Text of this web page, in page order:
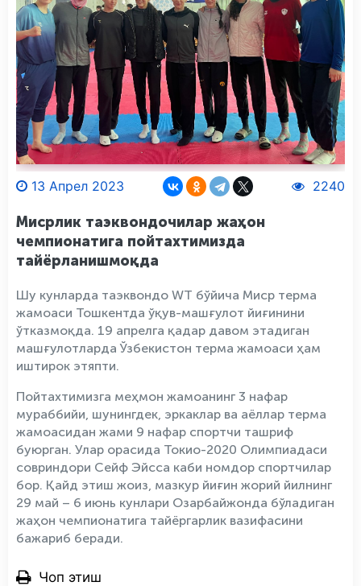
13 Апрел 2023 2240
Мисрлик таэквондочилар жаҳон
чемпионатига пойтахтимизда
тайёрланишмоқда
Шу кунларда таэквондо WT бўйича Миср терма
жамоаси Тошкентда ўқув-машғулот йиғинини
ўтказмоқда. 19 апрелга қадар давом этадиган
машғулотларда Ўзбекистон терма жамоаси ҳам
иштирок этяпти.
Пойтахтимизга меҳмон жамоанинг 3 нафар
мураббийи, шунингдек, эркаклар ва аёллар терма
жамоасидан жами 9 нафар спортчи ташриф
буюрган. Улар орасида Токио-2020 Олимпиадаси
совриндори Сейф Эйсса каби номдор спортчилар
бор. Қайд этиш жоиз, мазкур йиғин жорий йилнинг
29 май – 6 июнь кунлари Озарбайжонда бўладиган
жаҳон чемпионатига тайёргарлик вазифасини
бажариб беради.
Чоп этиш